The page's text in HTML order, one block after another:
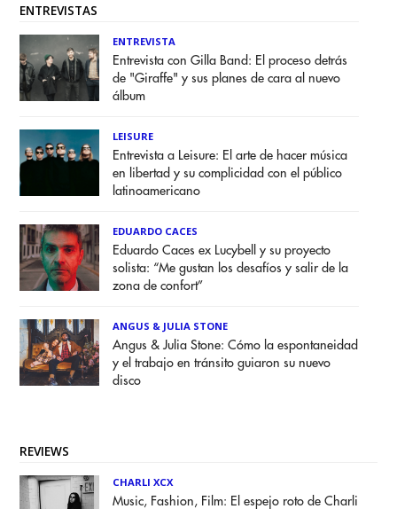
ENTREVISTAS
ENTREVISTA
Entrevista con Gilla Band: El proceso detrás
de "Giraffe" y sus planes de cara al nuevo
álbum
LEISURE
Entrevista a Leisure: El arte de hacer música
en libertad y su complicidad con el público
latinoamericano
EDUARDO CACES
Eduardo Caces ex Lucybell y su proyecto
solista: “Me gustan los desafíos y salir de la
zona de confort”
ANGUS & JULIA STONE
Angus & Julia Stone: Cómo la espontaneidad
y el trabajo en tránsito guiaron su nuevo
disco
REVIEWS
CHARLI XCX
Music, Fashion, Film: El espejo roto de Charli